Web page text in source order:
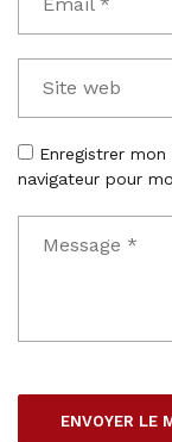
Enregistrer
navigateur pour